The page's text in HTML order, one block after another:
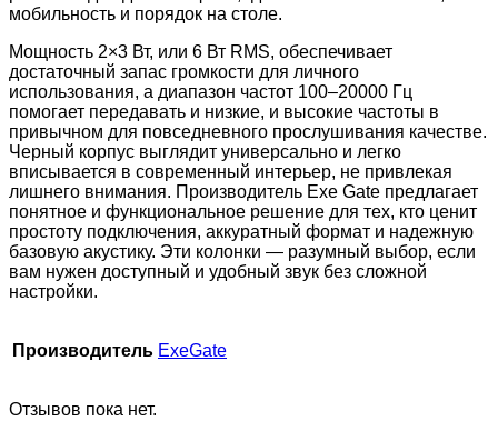
мобильность и порядок на столе.
Мощность 2×3 Вт, или 6 Вт RMS, обеспечивает
достаточный запас громкости для личного
использования, а диапазон частот 100–20000 Гц
помогает передавать и низкие, и высокие частоты в
привычном для повседневного прослушивания качестве.
Черный корпус выглядит универсально и легко
вписывается в современный интерьер, не привлекая
лишнего внимания. Производитель Exe Gate предлагает
понятное и функциональное решение для тех, кто ценит
простоту подключения, аккуратный формат и надежную
базовую акустику. Эти колонки — разумный выбор, если
вам нужен доступный и удобный звук без сложной
настройки.
Производитель ExeGate
Отзывов пока нет.